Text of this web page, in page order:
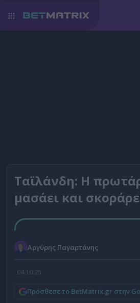
Ταϊλάνδη: Η
μασάει και
Αργύρης Παγαρτάνης
04.10.25
Πρόσθεσε το BetMatrix.gr στην